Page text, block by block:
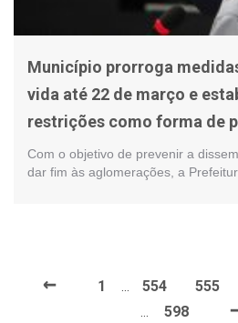
Município prorroga
vida até 22 de março e
restrições como forma de
Covid-19
Com o objetivo de prevenir a
dar fim às aglomerações, a
← 1 554 555
598